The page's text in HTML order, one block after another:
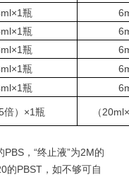
瓶
瓶
瓶
瓶
瓶
倍）×1瓶 （
，“终止液”为2M的
的PBST，如不够可自